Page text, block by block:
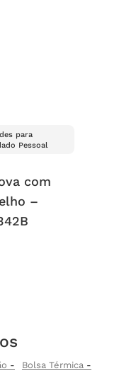
para
Pessoal
com
–
Bolsa Térmica